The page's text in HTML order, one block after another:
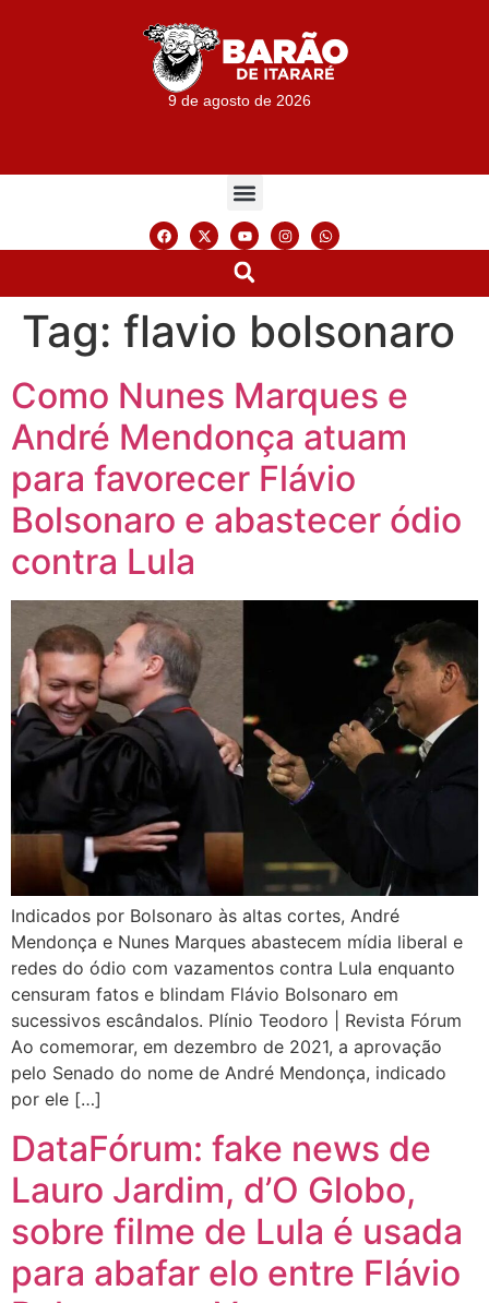
9 de agosto de 2026
Tag: flavio bolsonaro
Como Nunes Marques e
André Mendonça atuam
para favorecer Flávio
Bolsonaro e abastecer ódio
contra Lula
Indicados por Bolsonaro às altas cortes, André
Mendonça e Nunes Marques abastecem mídia liberal e
redes do ódio com vazamentos contra Lula enquanto
censuram fatos e blindam Flávio Bolsonaro em
sucessivos escândalos. Plínio Teodoro | Revista Fórum
Ao comemorar, em dezembro de 2021, a aprovação
pelo Senado do nome de André Mendonça, indicado
por ele […]
DataFórum: fake news de
Lauro Jardim, d’O Globo,
sobre filme de Lula é usada
para abafar elo entre Flávio